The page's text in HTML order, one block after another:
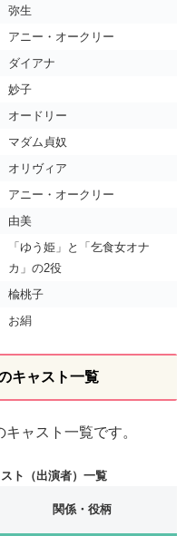
弥生
アニー・オークリー
ダイアナ
妙子
オードリー
マダム貞奴
オリヴィア
アニー・オークリー
由美
「ゆう姫」と「乞食女オナ
カ」の2役
楡桃子
お絹
キャスト一覧
ャスト一覧です。
ト（出演者）一覧
関係・役柄